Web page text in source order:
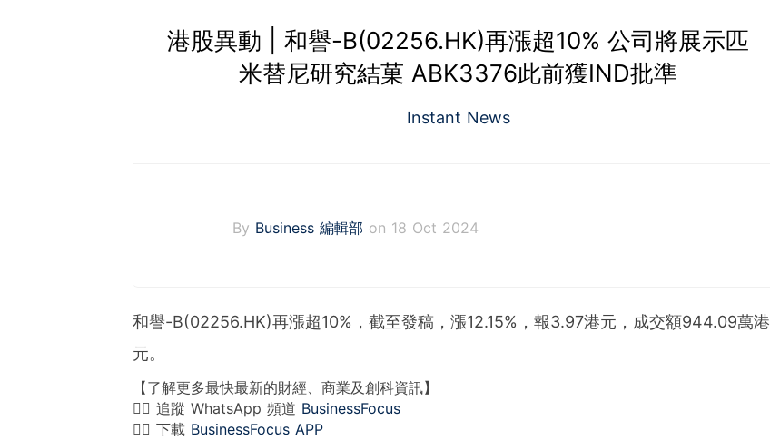
港股異動 | 和譽-B(02256.HK)再漲超10% 公司將展示匹
米替尼研究結菓 ABK3376此前獲IND批準
Instant News
By Business 編輯部 on 18 Oct 2024
和譽-B(02256.HK)再漲超10%，截至發稿，漲12.15%，報3.97港元，成交額944.09萬港
元。
【了解更多最快最新的財經、商業及創科資訊】
👉🏻 追蹤 WhatsApp 頻道 BusinessFocus
👉🏻 下載 BusinessFocus APP